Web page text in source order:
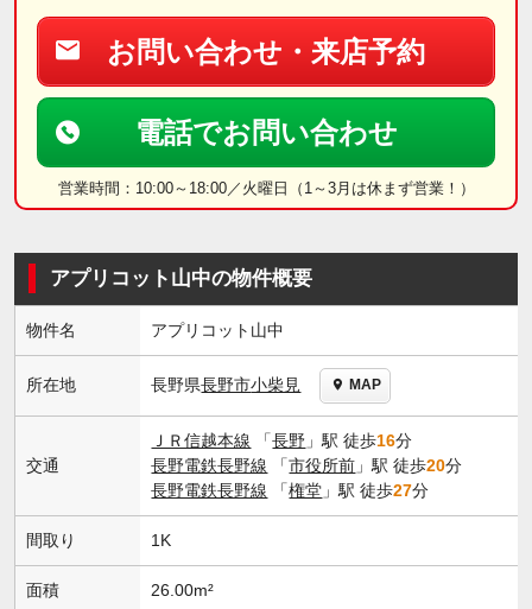
お問い合わせ・来店予約
電話でお問い合わせ
営業時間：10:00～18:00／火曜日（1～3月は休まず営業！）
アプリコット山中の物件概要
物件名 アプリコット山中
所在地 長野県長野市小柴見 MAP
交通
ＪＲ信越本線 「長野 」駅 徒歩16分
長野電鉄長野線 「市役所前 」駅 徒歩20分
長野電鉄長野線 「権堂 」駅 徒歩27分
間取り 1K
面積 26.00m²